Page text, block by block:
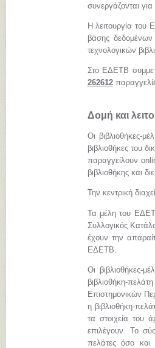
συνεργάζονται
Η λειτουργία του
βάσης δεδομένων
τεχνολογικών
Στο ΕΔΕΤΒ
262612
Δομή και
Οι βιβλιοθήκες-
βιβλιοθήκες του
παραγγείλουν
βιβλιοθήκης και
Την κεντρική
Τα μέλη του
Συλλογικός
έχουν την
ΕΔΕΤΒ.
Οι
βιβλιοθήκη-
Επιστημονικών
η βιβλιοθήκη-
τα στοιχεία του
επιλέγουν. Το
πελάτες όσο και